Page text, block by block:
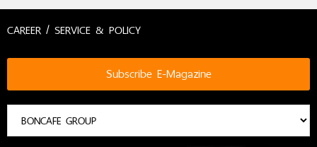
CAREER / SERVICE & POLICY
Subscribe E-Magazine